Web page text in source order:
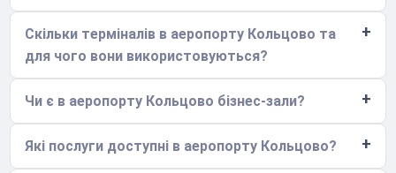
Скільки терміналів в аеропорту Кольцово та
для чого вони використовуються?
Чи є в аеропорту Кольцово бізнес-зали?
Які послуги доступні в аеропорту Кольцово?